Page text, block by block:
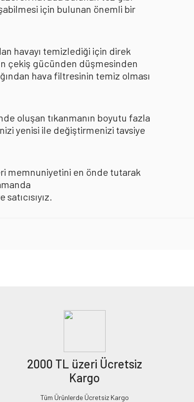
için bulunan önemli bir
havayı temizlediği için direk
çekiş gücünden düşmesinden
hava filtresinin temiz olması
oluşan tıkanmanın boyutu fazla
yenisi ile değiştirmenizi tavsiye
memnuniyetini en önde tutarak
2000 TL üzeri Ücretsiz
Kargo
Tüm Ürünlerde Ücretsiz Kargo